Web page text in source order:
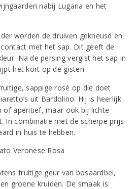
nabij Lugana en het
worden de druiven gekneusd en
met het sap. Dit geeft de
Na de persing vergist het sap in
het kort op de gisten.
sappige rosé op die doet
uit Bardolino. Hij is heerlijk
of aperitief, maar ook bij lichte
In combinatie met de scherpe prijs
in huis te hebben.
fruitige geur van bosaardbei,
groene kruiden. De smaak is